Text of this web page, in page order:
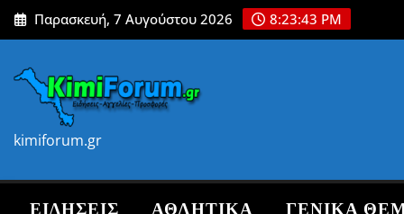
Skip
to
Παρασκευή, 7 Αυγούστου 2026 8:23:45 PM
kimiforum.gr